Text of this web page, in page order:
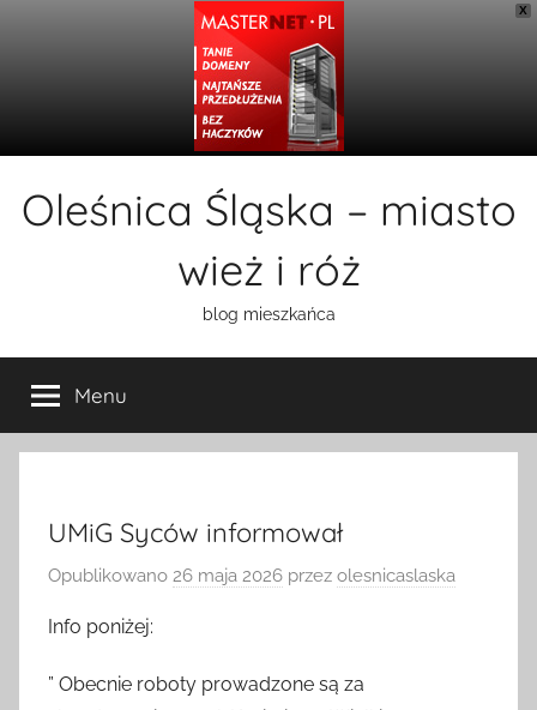
X
Oleśnica Śląska – miasto
wież i róż
blog mieszkańca
Menu
UMiG Syców informował
Opublikowano 26 maja 2026 przez olesnicaslaska
Info poniżej:
” Obecnie roboty prowadzone są za